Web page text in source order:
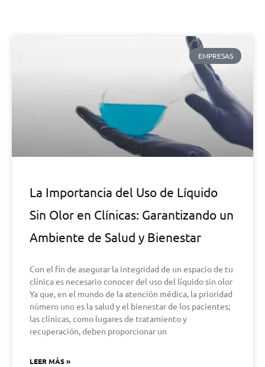
EMPRESAS
La Importancia del Uso de Líquido
Sin Olor en Clínicas: Garantizando un
Ambiente de Salud y Bienestar
Con el fin de asegurar la integridad de un espacio de tu
clínica es necesario conocer del uso del líquido sin olor
Ya que, en el mundo de la atención médica, la prioridad
número uno es la salud y el bienestar de los pacientes;
las clínicas, como lugares de tratamiento y
recuperación, deben proporcionar un
LEER MÁS »